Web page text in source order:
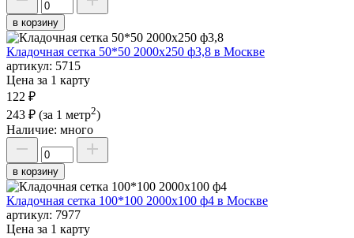
в корзину
Кладочная сетка 50*50 2000х250 ф3,8 в Москве
артикул: 5715
Цена за 1 карту
122 ₽
243 ₽ (за 1 метр2)
Наличие: много
в корзину
Кладочная сетка 100*100 2000х100 ф4 в Москве
артикул: 7977
Цена за 1 карту